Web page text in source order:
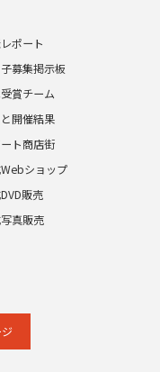
ポート
募集掲示板
賞チーム
開催結果
ト商店街
ショップ
販売
真販売